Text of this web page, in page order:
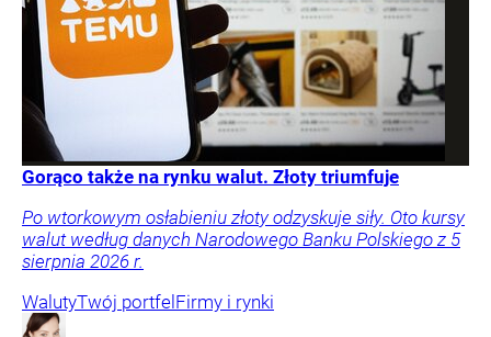
Gorąco także na rynku walut. Złoty triumfuje
Po wtorkowym osłabieniu złoty odzyskuje siły. Oto kursy
walut według danych Narodowego Banku Polskiego z 5
sierpnia 2026 r.
WalutyTwój portfelFirmy i rynki